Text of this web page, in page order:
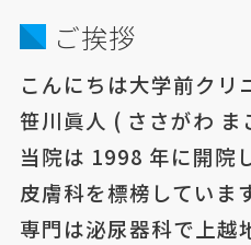
ご挨拶
こんにちは大学前クリ
笹川眞人 ( ささがわ ま
当院は 1998 年に開院
皮膚科を標榜しています
専門は泌尿器科で上越